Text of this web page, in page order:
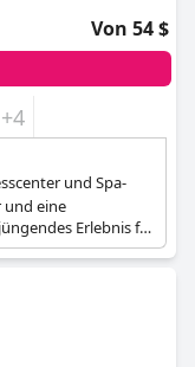
Von 54 $
+4
und Spa-
und eine
Erlebnis für